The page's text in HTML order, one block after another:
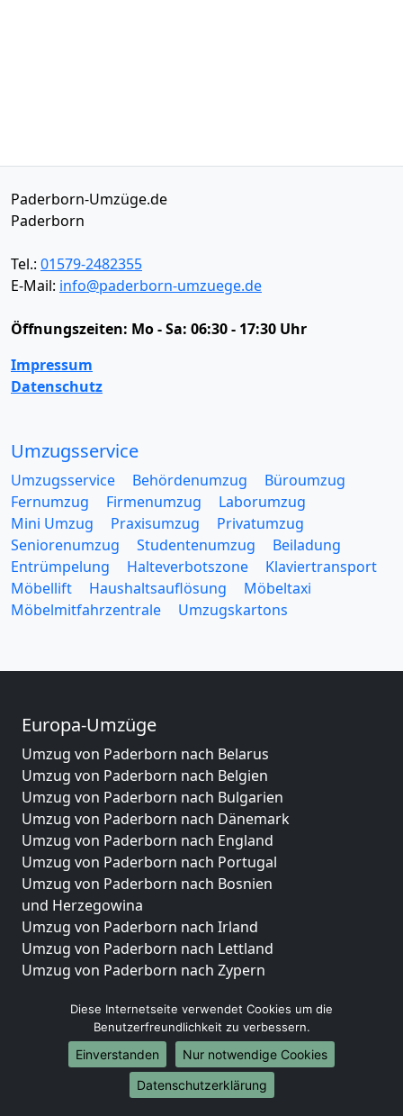
Paderborn-Umzüge.de
Paderborn
Tel.: 01579-2482355
E-Mail: info@paderborn-umzuege.de
Öffnungszeiten: Mo - Sa: 06:30 - 17:30 Uhr
Impressum
Datenschutz
Umzugsservice
Umzugsservice Behördenumzug
Büroumzug
Fernumzug
Firmenumzug
Laborumzug
Mini Umzug
Praxisumzug
Privatumzug
Seniorenumzug
Studentenumzug
Beiladung
Entrümpelung
Halteverbotszone
Klaviertransport
Möbellift
Haushaltsauflösung
Möbeltaxi
Möbelmitfahrzentrale
Umzugskartons
Europa-Umzüge
Umzug von Paderborn nach Belarus
Umzug von Paderborn nach Belgien
Umzug von Paderborn nach Bulgarien
Umzug von Paderborn nach Dänemark
Umzug von Paderborn nach England
Umzug von Paderborn nach Portugal
Umzug von Paderborn nach Bosnien
und Herzegowina
Umzug von Paderborn nach Irland
Umzug von Paderborn nach Lettland
Umzug von Paderborn nach Zypern
Umzug von Paderborn nach Estland
Umzug von Paderborn nach Finnland
Umzug von Paderborn nach Frankreich
Umzug von Paderborn nach Griechenland
Umzug von Paderborn nach Italien
Diese Internetseite verwendet Cookies um die
Benutzerfreundlichkeit zu verbessern.
Einverstanden
Nur notwendige Cookies
Datenschutzerklärung